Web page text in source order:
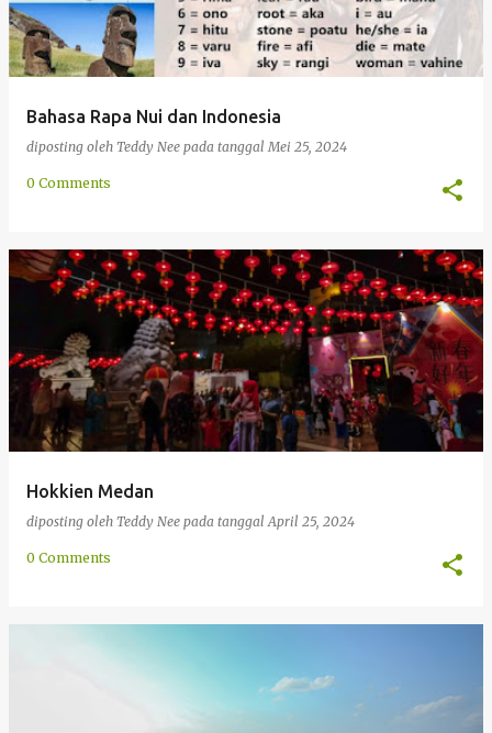
Bahasa Rapa Nui dan Indonesia
diposting oleh Teddy Nee pada tanggalMei 25, 2024
0 Comments
Hokkien Medan
diposting oleh Teddy Nee pada tanggalApril 25, 2024
0 Comments